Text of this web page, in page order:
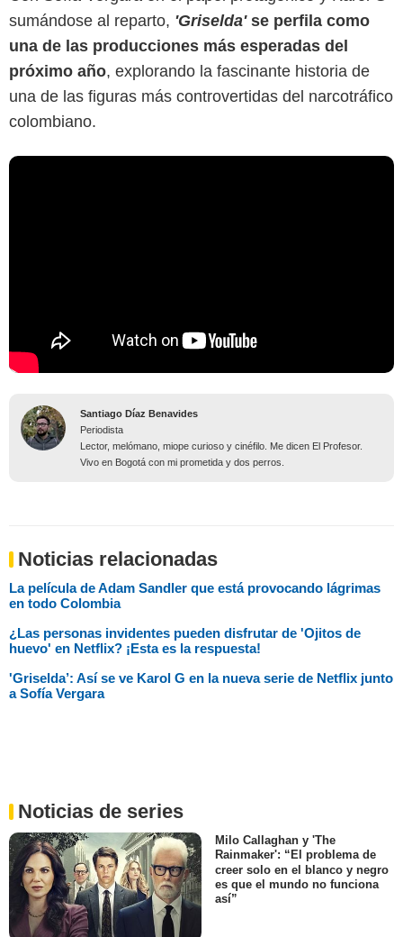
sumándose al reparto, 'Griselda'se perfila como
una de las producciones más esperadas del
próximo año, explorando la fascinante historia de
una de las figuras más controvertidas del narcotráfico
colombiano.
Santiago Díaz Benavides
Periodista
Lector, melómano, miope curioso y cinéfilo. Me dicen El Profesor.
Vivo en Bogotá con mi prometida y dos perros.
Noticias relacionadas
La película de Adam Sandler que está provocando lágrimas
en todo Colombia
¿Las personas invidentes pueden disfrutar de 'Ojitos de
huevo' en Netflix? ¡Esta es la respuesta!
'Griselda’: Así se ve Karol G en la nueva serie de Netflix junto
a Sofía Vergara
Noticias de series
Milo Callaghan y 'The
Rainmaker': “El problema de
creer solo en el blanco y negro
es que el mundo no funciona
así”